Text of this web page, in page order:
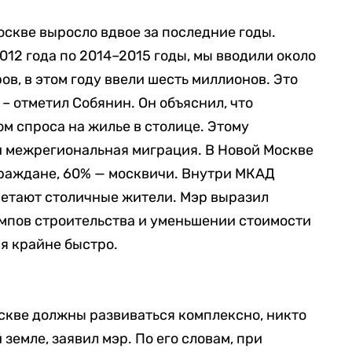
выросло вдвое за последние годы.
года по 2014–2015 годы, мы вводили около
в этом году ввели шесть миллионов. Это
отметил Собянин. Он объяснил, что
спроса на жилье в столице. Этому
межрегиональная миграция. В Новой Москве
60% — москвичи. Внутри МКАД
столичные жители. Мэр выразил
строительства и уменьшении стоимости
крайне быстро.
должны развиваться комплексно, никто
заявил мэр. По его словам, при